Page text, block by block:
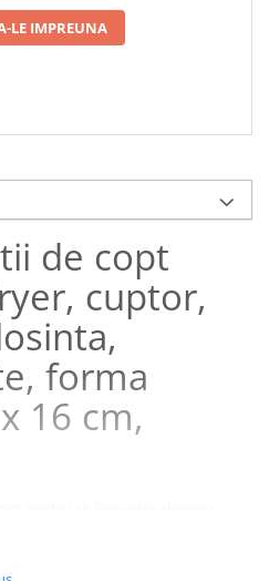
LE IMPREUNA
de copt
cuptor,
forma
16 cm,
mod mai curat, mai rapid si mai
a simplifica procesul de
forme din hartie rezistenta